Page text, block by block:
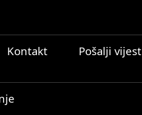
Kontakt
Pošalji vijest